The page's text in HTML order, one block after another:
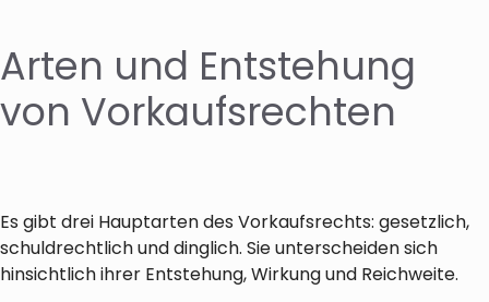
Arten und Entstehung
von Vorkaufsrechten
Es gibt drei Hauptarten des Vorkaufsrechts: gesetzlich,
schuldrechtlich und dinglich. Sie unterscheiden sich
hinsichtlich ihrer Entstehung, Wirkung und Reichweite.